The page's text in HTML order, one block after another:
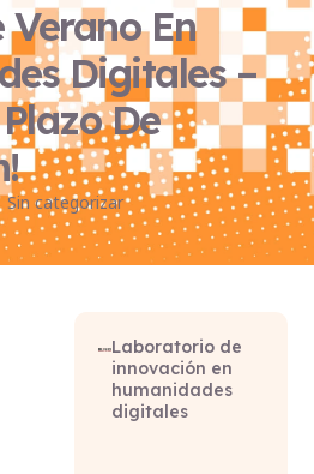
Verano En
Digitales –
De
Sin categorizar
Laboratorio de
innovación en
humanidades
digitales